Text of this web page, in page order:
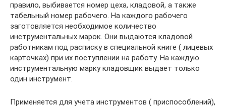
правило, выбивается номер цеха, кладовой, а также
табельный номер рабочего. На каждого рабочего
заготовляется необходимое количество
инструментальных марок. Они выдаются кладовой
работникам под расписку в специальной книге ( лицевых
карточках) при их поступлении на работу. На каждую
инструментальную марку кладовщик выдает только
один инструмент.
Применяется для учета инструментов ( приспособлений),